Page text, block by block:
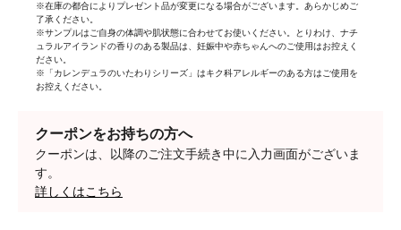
※在庫の都合によりプレゼント品が変更になる場合がございます。あらかじめご
了承ください。
※サンプルはご自身の体調や肌状態に合わせてお使いください。とりわけ、ナチ
ュラルアイランドの香りのある製品は、妊娠中や赤ちゃんへのご使用はお控えく
ださい。
※「カレンデュラのいたわりシリーズ」はキク科アレルギーのある方はご使用を
お控えください。
クーポンをお持ちの方へ
クーポンは、以降のご注文手続き中に入力画面がございま
す。
詳しくはこちら